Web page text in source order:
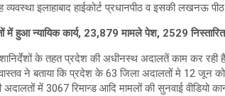
इलाहाबाद हाईकोर्ट प्रधानपीठ व इसकी लखनऊ पीठ
में हुआ न्यायिक कार्य, 23,879 मामले पेश, 2529 निस्तारित
के तहत प्रदेश की अधीनस्थ अदालतें काम कर रही हैं.
ने बताया कि प्रदेश के 63 जिला अदालतों मे 12
अदालतों में 3067 रिमान्ड आदि मामलों की सुनवाई वीडियो